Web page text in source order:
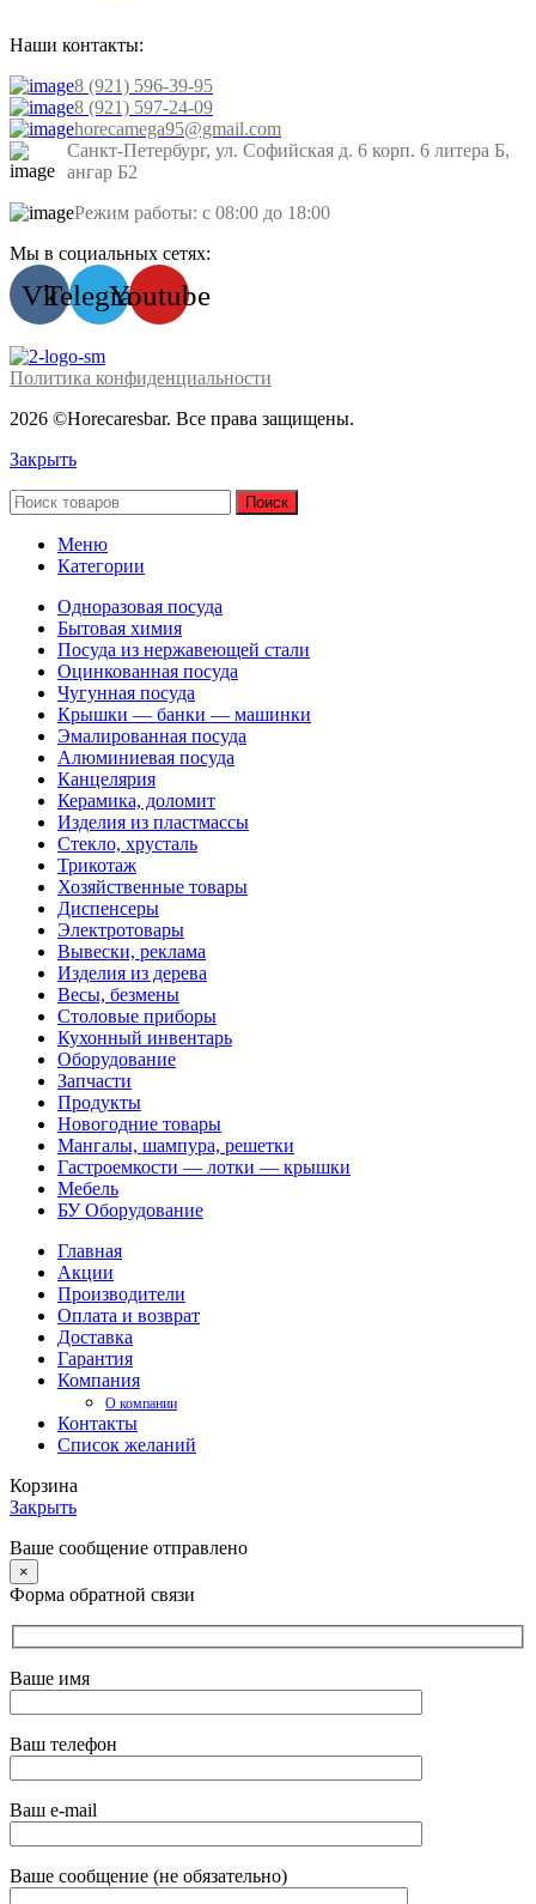
Наши контакты:
8 (921) 596-39-95
8 (921) 597-24-09
horecamega95@gmail.com
Санкт-Петербург, ул. Софийская д. 6 корп. 6 литера Б,
ангар Б2
Режим работы: с 08:00 до 18:00
Мы в социальных сетях:
VkTelegramYoutube
2026 ©Horecaresbar. Все права защищены.
Политика конфиденциальности
Закрыть
Поиск
Меню
Категории
Одноразовая посуда
Бытовая химия
Посуда из нержавеющей стали
Оцинкованная посуда
Чугунная посуда
Крышки — банки — машинки
Эмалированная посуда
Алюминиевая посуда
Канцелярия
Керамика, доломит
Изделия из пластмассы
Стекло, хрусталь
Трикотаж
Хозяйственные товары
Диспенсеры
Электротовары
Вывески, реклама
Изделия из дерева
Весы, безмены
Столовые приборы
Кухонный инвентарь
Оборудование
Запчасти
Продукты
Новогодние товары
Мангалы, шампура, решетки
Гастроемкости — лотки — крышки
Мебель
БУ Оборудование
Главная
Акции
Производители
Оплата и возврат
Доставка
Гарантия
Компания
О компании
Контакты
Список желаний
Корзина
Закрыть
Ваше сообщение отправлено
×
Форма обратной связи
Ваше имя
Ваш телефон
Ваш e-mail
Ваше сообщение (не обязательно)